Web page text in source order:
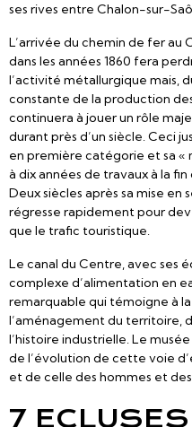
ses rives entre Chalon-sur-
L’arrivée du chemin de fer
dans les années 1860 fera
l’activité métallurgique mais,
constante de la production
continuera à jouer un rôle
durant près d’un siècle. Ceci
en première catégorie et sa «
à dix années de travaux à la fin
Deux siècles après sa mise
régresse rapidement pour
que le trafic touristique.
Le canal du Centre, avec ses
complexe d’alimentation en
remarquable qui témoigne à
l’aménagement du territoire,
l’histoire industrielle. Le
de l’évolution de cette voie
et de celle des hommes et
7